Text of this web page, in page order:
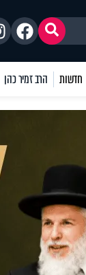
חדשות הרב זמיר כהן